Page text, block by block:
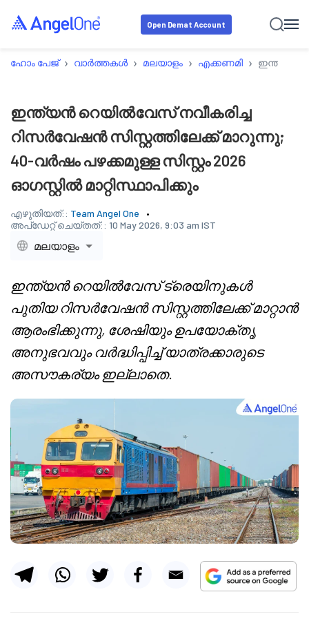
Open Demat Account
ഹോം പേജ് › വാർത്തകൾ › മലയാളം › എക്കണമി › ഇന്ത്യൻ
ഇന്ത്യൻ റെയിൽവേസ് നവീകരിച്ച
റിസർവേഷൻ സിസ്റ്റത്തിലേക്ക് മാറുന്നു;
40-വർഷം പഴക്കമുള്ള സിസ്റ്റം 2026
ഓഗസ്റ്റിൽ മാറ്റിസ്ഥാപിക്കും
എഴുതിയത്:: Team Angel One
അപ്‌ഡേറ്റ് ചെയ്തത്:: 10 May 2026, 9:03 am IST
മലയാളം
ഇന്ത്യൻ റെയിൽവേസ് ട്രെയിനുകൾ
പുതിയ റിസർവേഷൻ സിസ്റ്റത്തിലേക്ക് മാറ്റാൻ
ആരംഭിക്കുന്നു, ശേഷിയും ഉപയോക്തൃ
അനുഭവവും വർദ്ധിപ്പിച്ച് യാത്രക്കാരുടെ
അസൗകര്യം ഇല്ലാതെ.